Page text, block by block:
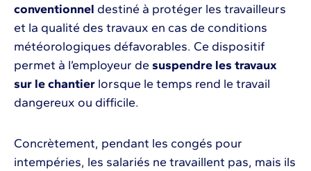
conventionnel destiné à protéger les travailleurs
et la qualité des travaux en cas de conditions
météorologiques défavorables. Ce dispositif
permet à l’employeur de suspendre les travaux
sur le chantier lorsque le temps rend le travail
dangereux ou difficile.
Concrètement, pendant les congés pour
intempéries, les salariés ne travaillent pas, mais ils